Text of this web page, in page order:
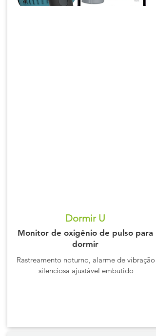
Dormir U
Monitor de oxigênio de pulso para
dormir
Rastreamento noturno, alarme de vibração
silenciosa ajustável embutido